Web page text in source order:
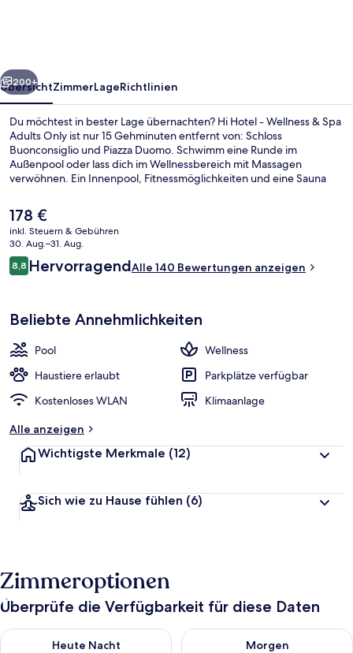
Adults
Only
Weiter
200+
ÜbersichtZimmerLageRichtlinien
Du möchtest in bester Lage übernachten? Hi Hotel - Wellness & Spa
Adults Only ist nur 15 Gehminuten entfernt von: Schloss
Buonconsiglio und Piazza Duomo. Schwimm eine Runde im
Außenpool oder lass dich im Wellnessbereich mit Massagen
verwöhnen. Ein Innenpool, Fitnessmöglichkeiten und eine Sauna
Der
aktuelle
Preis
beträgt
178 €.
178 €
inkl. Steuern & Gebühren
30. Aug.–31. Aug.
Bewertungen
8,88,8 von 10.
HervorragendAlle 140 Bewertungen anzeigen
Beliebte Annehmlichkeiten
Pool
Wellness
Haustiere erlaubt
Parkplätze verfügbar
Kostenloses WLAN
Klimaanlage
Alle anzeigen
Wichtigste Merkmale (12)
Sich wie zu Hause fühlen (6)
Zimmeroptionen
Überprüfe die Verfügbarkeit für diese Daten
Heute Nacht
Überprüfe die Verfügbarkeit für heute Nacht, Aug. 9 - Aug.
Morgen
Überprüfe die Verfügbarkeit